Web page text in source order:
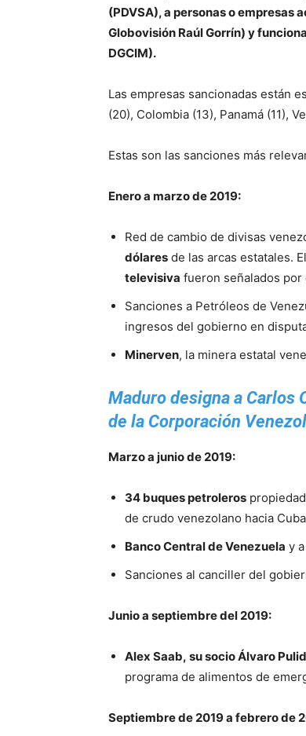
(PDVSA), a personas o empresas
Globovisión Raúl Gorrín) y
DGCIM).
Las empresas sancionadas están
(20), Colombia (13), Panamá (11),
Estas son las sanciones más
Enero a marzo de 2019:
Red de cambio de divisas
dólares de las arcas estatales.
televisiva fueron señalados
Sanciones a Petróleos de
ingresos del gobierno en
Minerven, la minera estatal
Maduro designa a Carlos
de la Corporación
Marzo a junio de 2019:
34 buques petroleros
de crudo venezolano hacia
Banco Central de Venezuela y
Sanciones al canciller del
Junio a septiembre del 2019:
Alex Saab, su socio Álvaro
programa de alimentos de
Septiembre de 2019 a febrero de